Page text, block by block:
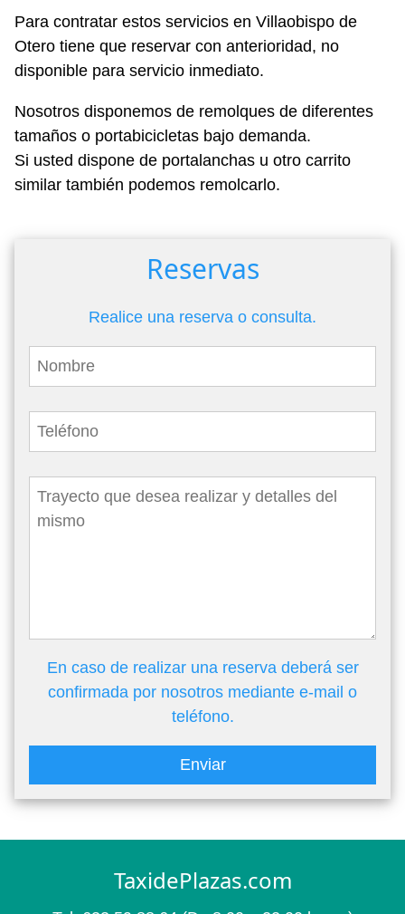
Para contratar estos servicios en Villaobispo de
Otero tiene que reservar con anterioridad, no
disponible para servicio inmediato.
Nosotros disponemos de remolques de diferentes
tamaños o portabicicletas bajo demanda.
Si usted dispone de portalanchas u otro carrito
similar también podemos remolcarlo.
Reservas
Realice una reserva o consulta.
En caso de realizar una reserva deberá ser
confirmada por nosotros mediante e-mail o
teléfono.
Enviar
TaxidePlazas.com